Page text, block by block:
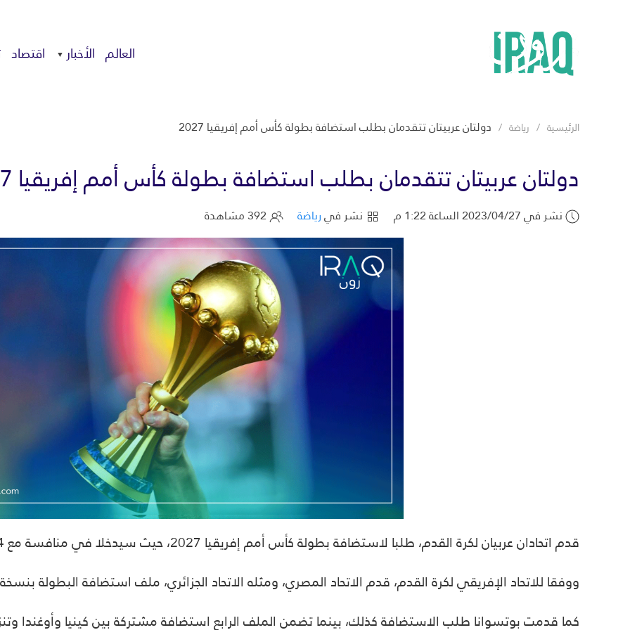
العالم الأخبار اقتصاد
الرئيسية رياضة دولتان عربيتان تتقدمان بطلب استضافة بطولة كأس أمم إفريقيا 2027
دولتان عربيتان تتقدمان بطلب استضافة بطولة كأس أمم إفريقيا 2027
نشر في 2023/04/27 الساعة 1:22 م نشر فيرياضة
قدم اتحادان عربيان لكرة القدم، طلبا لاستضافة بطولة كأس أمم إفريقيا 2027، حيث سيدخلا في منافسة مع 4 دول إفريقية أخرى قدمت ملفاتها للاستضافة.
ووفقا للاتحاد الإفريقي لكرة القدم، قدم الاتحاد المصري، ومثله الاتحاد الجزائري، ملف استضافة البطولة بنسخة
كما قدمت بوتسوانا طلب الاستضافة كذلك، بينما تضمن الملف الرابع استضافة مشتركة بين كينيا وأوغندا